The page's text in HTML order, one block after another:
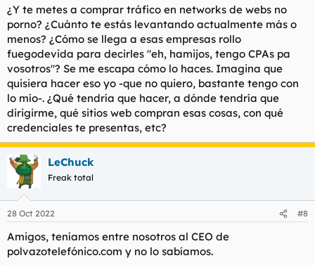
Pues sigo con lo mismo. Hace poco me jodieron pero bien con
todo el tema este de la abolicion de la prostitucion, xq metia
anuncios en varios sitios tipo pasion y de la noche a la mañana
todo eso se ha jodido.
Hay mil sitios donde meter los banners, todas las webs porno
tienen su propia network donde comprar trafico. Por ejemplo
Exoclick, trafficjunky, trafficfactory, etc.
Mi dia a dia es una mezcla entre internet, porros y cafe.
Cuando no estoy durmiendo, estoy en el ordenador.
¿Y te metes a comprar tráfico en networks de webs no
porno? ¿Cuánto te estás levantando actualmente más o
menos? ¿Cómo se llega a esas empresas rollo
fuegodevida para decirles "eh, hamijos, tengo CPAs pa
vosotros"? Se me escapa cómo lo haces. Imagina que
quisiera hacer eso yo -que no quiero, bastante tengo con
lo mío-. ¿Qué tendría que hacer, a dónde tendría que
dirigirme, qué sitios web compran esas cosas, con qué
credenciales te presentas, etc?
LeChuck
Freak total
28 Oct 2022 #8
Amigos, teníamos entre nosotros al CEO de
polvazotelefónico.com y no lo sabíamos.